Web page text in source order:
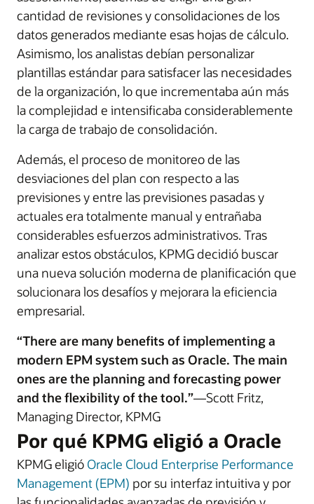
cantidad de revisiones y consolidaciones de los
datos generados mediante esas hojas de cálculo.
Asimismo, los analistas debían personalizar
plantillas estándar para satisfacer las necesidades
de la organización, lo que incrementaba aún más
la complejidad e intensificaba considerablemente
la carga de trabajo de consolidación.
Además, el proceso de monitoreo de las
desviaciones del plan con respecto a las
previsiones y entre las previsiones pasadas y
actuales era totalmente manual y entrañaba
considerables esfuerzos administrativos. Tras
analizar estos obstáculos, KPMG decidió buscar
una nueva solución moderna de planificación que
solucionara los desafíos y mejorara la eficiencia
empresarial.
“There are many benefits of implementing a
modern EPM system such as Oracle. The main
ones are the planning and forecasting power
and the flexibility of the tool.”—Scott Fritz,
Managing Director, KPMG
Por qué KPMG eligió a Oracle
KPMG eligió Oracle Cloud Enterprise Performance
Management (EPM) por su interfaz intuitiva y por